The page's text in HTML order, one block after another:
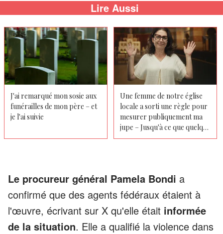
Lire Aussi
J'ai remarqué mon sosie aux
funérailles de mon père – et
je l'ai suivie
Une femme de notre église
locale a sorti une règle pour
mesurer publiquement ma
jupe – Jusqu'à ce que quelque
chose tombe de son sac à
Le procureur général Pamela Bondi a
confirmé que des agents fédéraux étaient à
l'œuvre, écrivant sur X qu'elle était informée
de la situation. Elle a qualifié la violence dans